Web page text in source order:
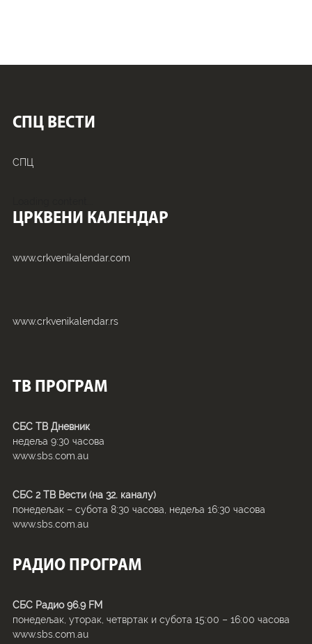
СПЦ ВЕСТИ
СПЦ
ЦРКВЕНИ КАЛЕНДАР
www.crkvenikalendar.com
www.crkvenikalendar.rs
ТВ ПРОГРАМ
СБС ТВ Дневник
недеља 9:30 часова
www.sbs.com.au
СБС 2 TВ Вести (на 32. каналу)
понедељак – субота 8:30 часова, недеља 16:30 часова
www.sbs.com.au
РАДИО ПРОГРАМ
СБС Радио 96.9 FM
понедељак, уторак, четвртак и субота 15:00 – 16:00 часова
www.sbs.com.au